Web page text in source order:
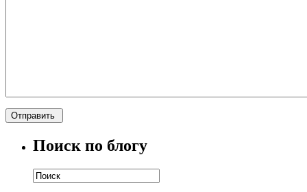
Поиск по блогу